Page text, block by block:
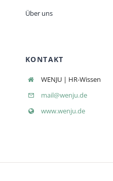
Über uns
KONTAKT
WENJU | HR-Wissen
mail@wenju.de
www.wenju.de